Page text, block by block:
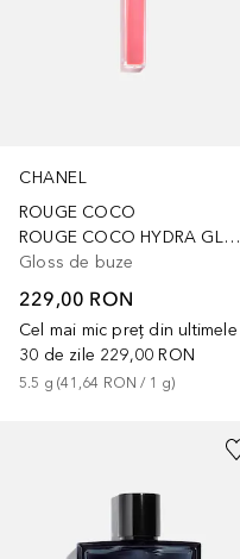
CHANEL
ROUGE COCO
ROUGE COCO HYDRA GLOSS
Gloss de buze
229,00 RON
Cel mai mic preț din ultimele
30 de zile 229,00 RON
5.5 g (41,64 RON / 1 g)